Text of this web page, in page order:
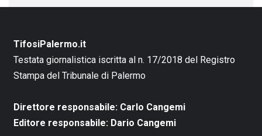
TifosiPalermo.it
Testata giornalistica iscritta al n. 17/2018 del Registro
Stampa del Tribunale di Palermo
Direttore responsabile: Carlo Cangemi
Editore responsabile: Dario Cangemi